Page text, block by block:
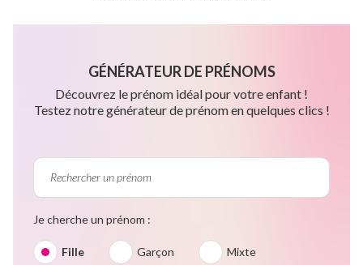
GÉNÉRATEUR DE PRÉNOMS
Découvrez le prénom idéal pour votre enfant !
Testez notre générateur de prénom en quelques clics !
Je cherche un prénom :
Fille Garçon Mixte